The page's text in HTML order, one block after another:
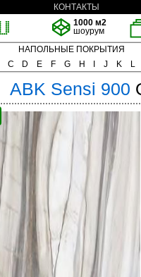
КОНТАКТЫ
1000 м2
шоурум
НАПОЛЬНЫЕ ПОКРЫТИЯ
C D E F G H J K L
ABK Sensi 900